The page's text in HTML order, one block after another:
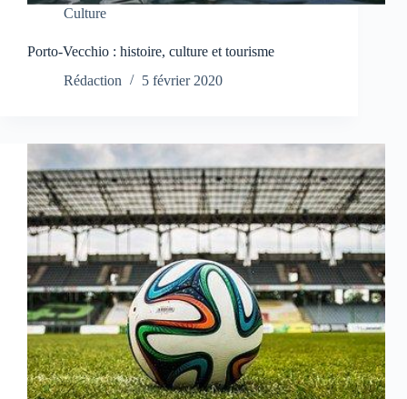
Culture
Porto-Vecchio : histoire, culture et tourisme
Rédaction
5 février 2020